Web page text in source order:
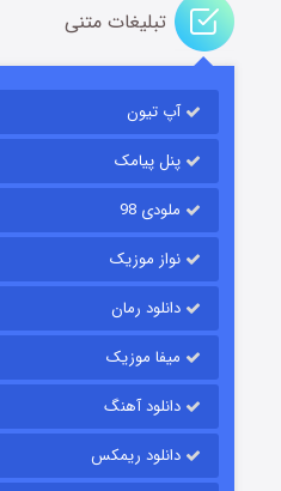
قسمت
تبلیغات متنی
آپ تیون
پنل پیامک
ملودی 98
نواز موزیک
دانلود رمان
میفا موزیک
دانلود آهنگ
دانلود ریمکس